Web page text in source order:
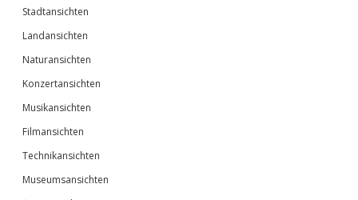
Stadtansichten
Landansichten
Naturansichten
Konzertansichten
Musikansichten
Filmansichten
Technikansichten
Museumsansichten